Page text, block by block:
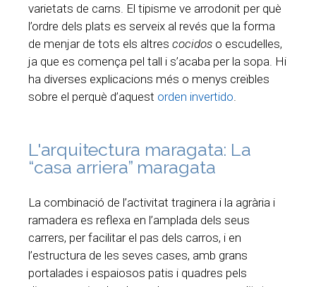
varietats de carns. El tipisme ve arrodonit per què
l’ordre dels plats es serveix al revés que la forma
de menjar de tots els altres cocidos o escudelles,
ja que es comença pel tall i s’acaba per la sopa. Hi
ha diverses explicacions més o menys creïbles
sobre el perquè d’aquest orden invertido
L'arquitectura maragata: La
“casa arriera” maragata
La combinació de l’activitat traginera i la agrària i
ramadera es reflexa en l’amplada dels seus
carrers, per facilitar el pas dels carros, i en
l’estructura de les seves cases, amb grans
portalades i espaiosos patis i quadres pels